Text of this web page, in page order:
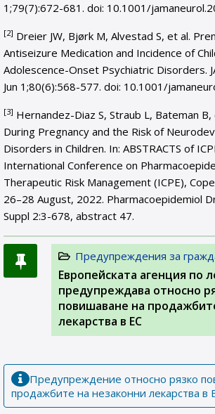
1;79(7):672-681. doi: 10.1001/
[2] Dreier JW, Bjørk M, Alvestad S, et al.
Antiseizure Medication and Incidence of
Adolescence-Onset Psychiatric Disorders.
Jun 1;80(6):568-577. doi: 10.1001/
[3] Hernandez-Diaz S, Straub L, Bateman
During Pregnancy and the Risk of
Disorders in Children. In: ABSTRACTS of
International Conference on
Therapeutic Risk Management (ICPE),
26–28 August, 2022. Pharmacoepidemiol
Suppl 2:3-678, abstract 47.
Предупреждения за
Европейската агенция по
предупреждава относно
повишаване на
лекарства в ЕС
Предупреждение относно рязко
продажбите на незаконни лекарства в